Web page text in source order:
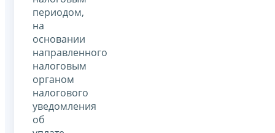
периодом,
на
основании
направленного
налоговым
органом
налогового
уведомления
об